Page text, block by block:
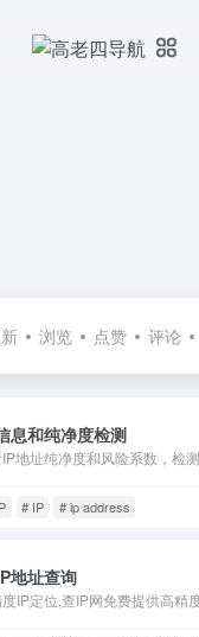
浏览 点赞 评论
息和纯净度检测
# IP # ip address
地址查询